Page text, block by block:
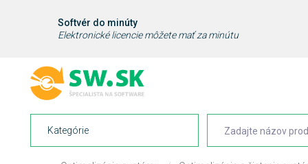
Softvér do minúty
Elektronické licencie môžete mať za minútu
Kategórie